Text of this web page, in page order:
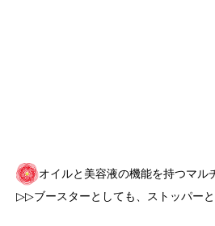
オイルと美容液の機能を持つマル
▷▷ブースターとしても、ストッパー